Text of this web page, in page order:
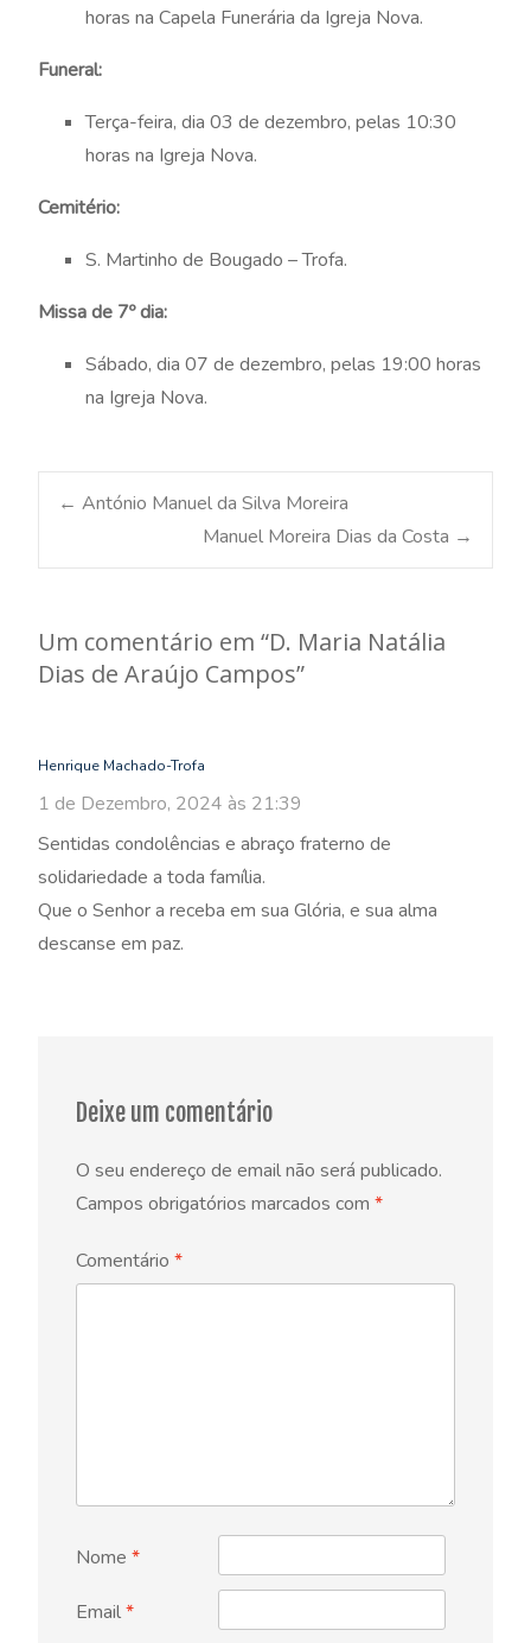
horas na Capela Funerária da Igreja Nova.
Funeral:
Terça-feira, dia 03 de dezembro, pelas 10:30
horas na Igreja Nova.
Cemitério:
S. Martinho de Bougado – Trofa.
Missa de 7º dia:
Sábado, dia 07 de dezembro, pelas 19:00 horas
na Igreja Nova.
Post
← António Manuel da Silva Moreira
Manuel Moreira Dias da Costa →
Um comentário em “D. Maria Natália
Dias de Araújo Campos”
Henrique Machado-Trofa
1 de Dezembro, 2024 às 21:39
Sentidas condolências e abraço fraterno de
solidariedade a toda família.
Que o Senhor a receba em sua Glória, e sua alma
descanse em paz.
Deixe um comentário
O seu endereço de email não será publicado.
Campos obrigatórios marcados com *
Comentário *
Nome *
Email*